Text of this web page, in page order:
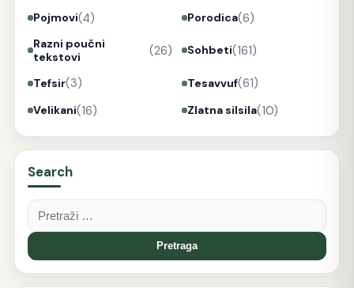
Pojmovi(4) Porodica(6)
Razni poučni
tekstovi
(26) Sohbeti(161)
Tefsir(3) Tesavvuf(61)
Velikani(16) Zlatna silsila(10)
Search
Pretraga: